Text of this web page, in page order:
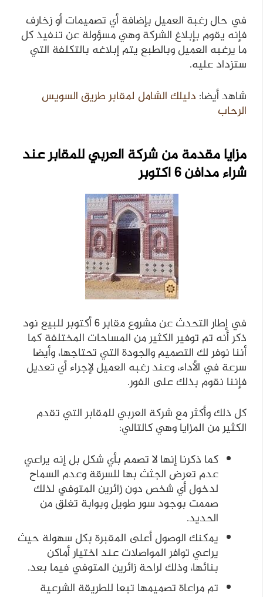
في حال رغبة العميل بإضافة أي تصميمات أو زخارف
فإنه يقوم بإبلاغ الشركة وهي مسؤولة عن تنفيذ كل
ما يرغبه العميل وبالطبع يتم إبلاغه بالتكلفة التي
ستزداد عليه.
شاهد أيضا: دليلك الشامل لمقابر طريق السويس
الرحاب
مزايا مقدمة من شركة العربي للمقابر عند
شراء مدافن 6 اكتوبر
في إطار التحدث عن مشروع مقابر 6 أكتوبر للبيع نود
ذكر أنه تم توفير الكثير من المساحات المختلفة كما
أننا نوفر لك التصميم والجودة التي تحتاجها، وأيضا
سرعة في الأداء، وعند رغبه العميل لإجراء أي تعديل
فإننا نقوم بذلك على الفور.
كل ذلك وأكثر مع شركة العربي للمقابر التي تقدم
الكثير من المزايا وهي كالتالي:
كما ذكرنا إنها لا تصمم بأي شكل بل إنه يراعي
عدم تعرض الجثث بها للسرقة وعدم السماح
لدخول أي شخص دون زائرين المتوفي لذلك
صممت بوجود سور طويل وبوابة تغلق من
الحديد.
يمكنك الوصول أعلى المقبرة بكل سهولة حيث
يراعي توافر المواصلات عند اختيار أماكن
بنائها، وذلك لراحة زائرين المتوفي فيما بعد.
تم مراعاة تصميمها تبعا للطريقة الشرعية